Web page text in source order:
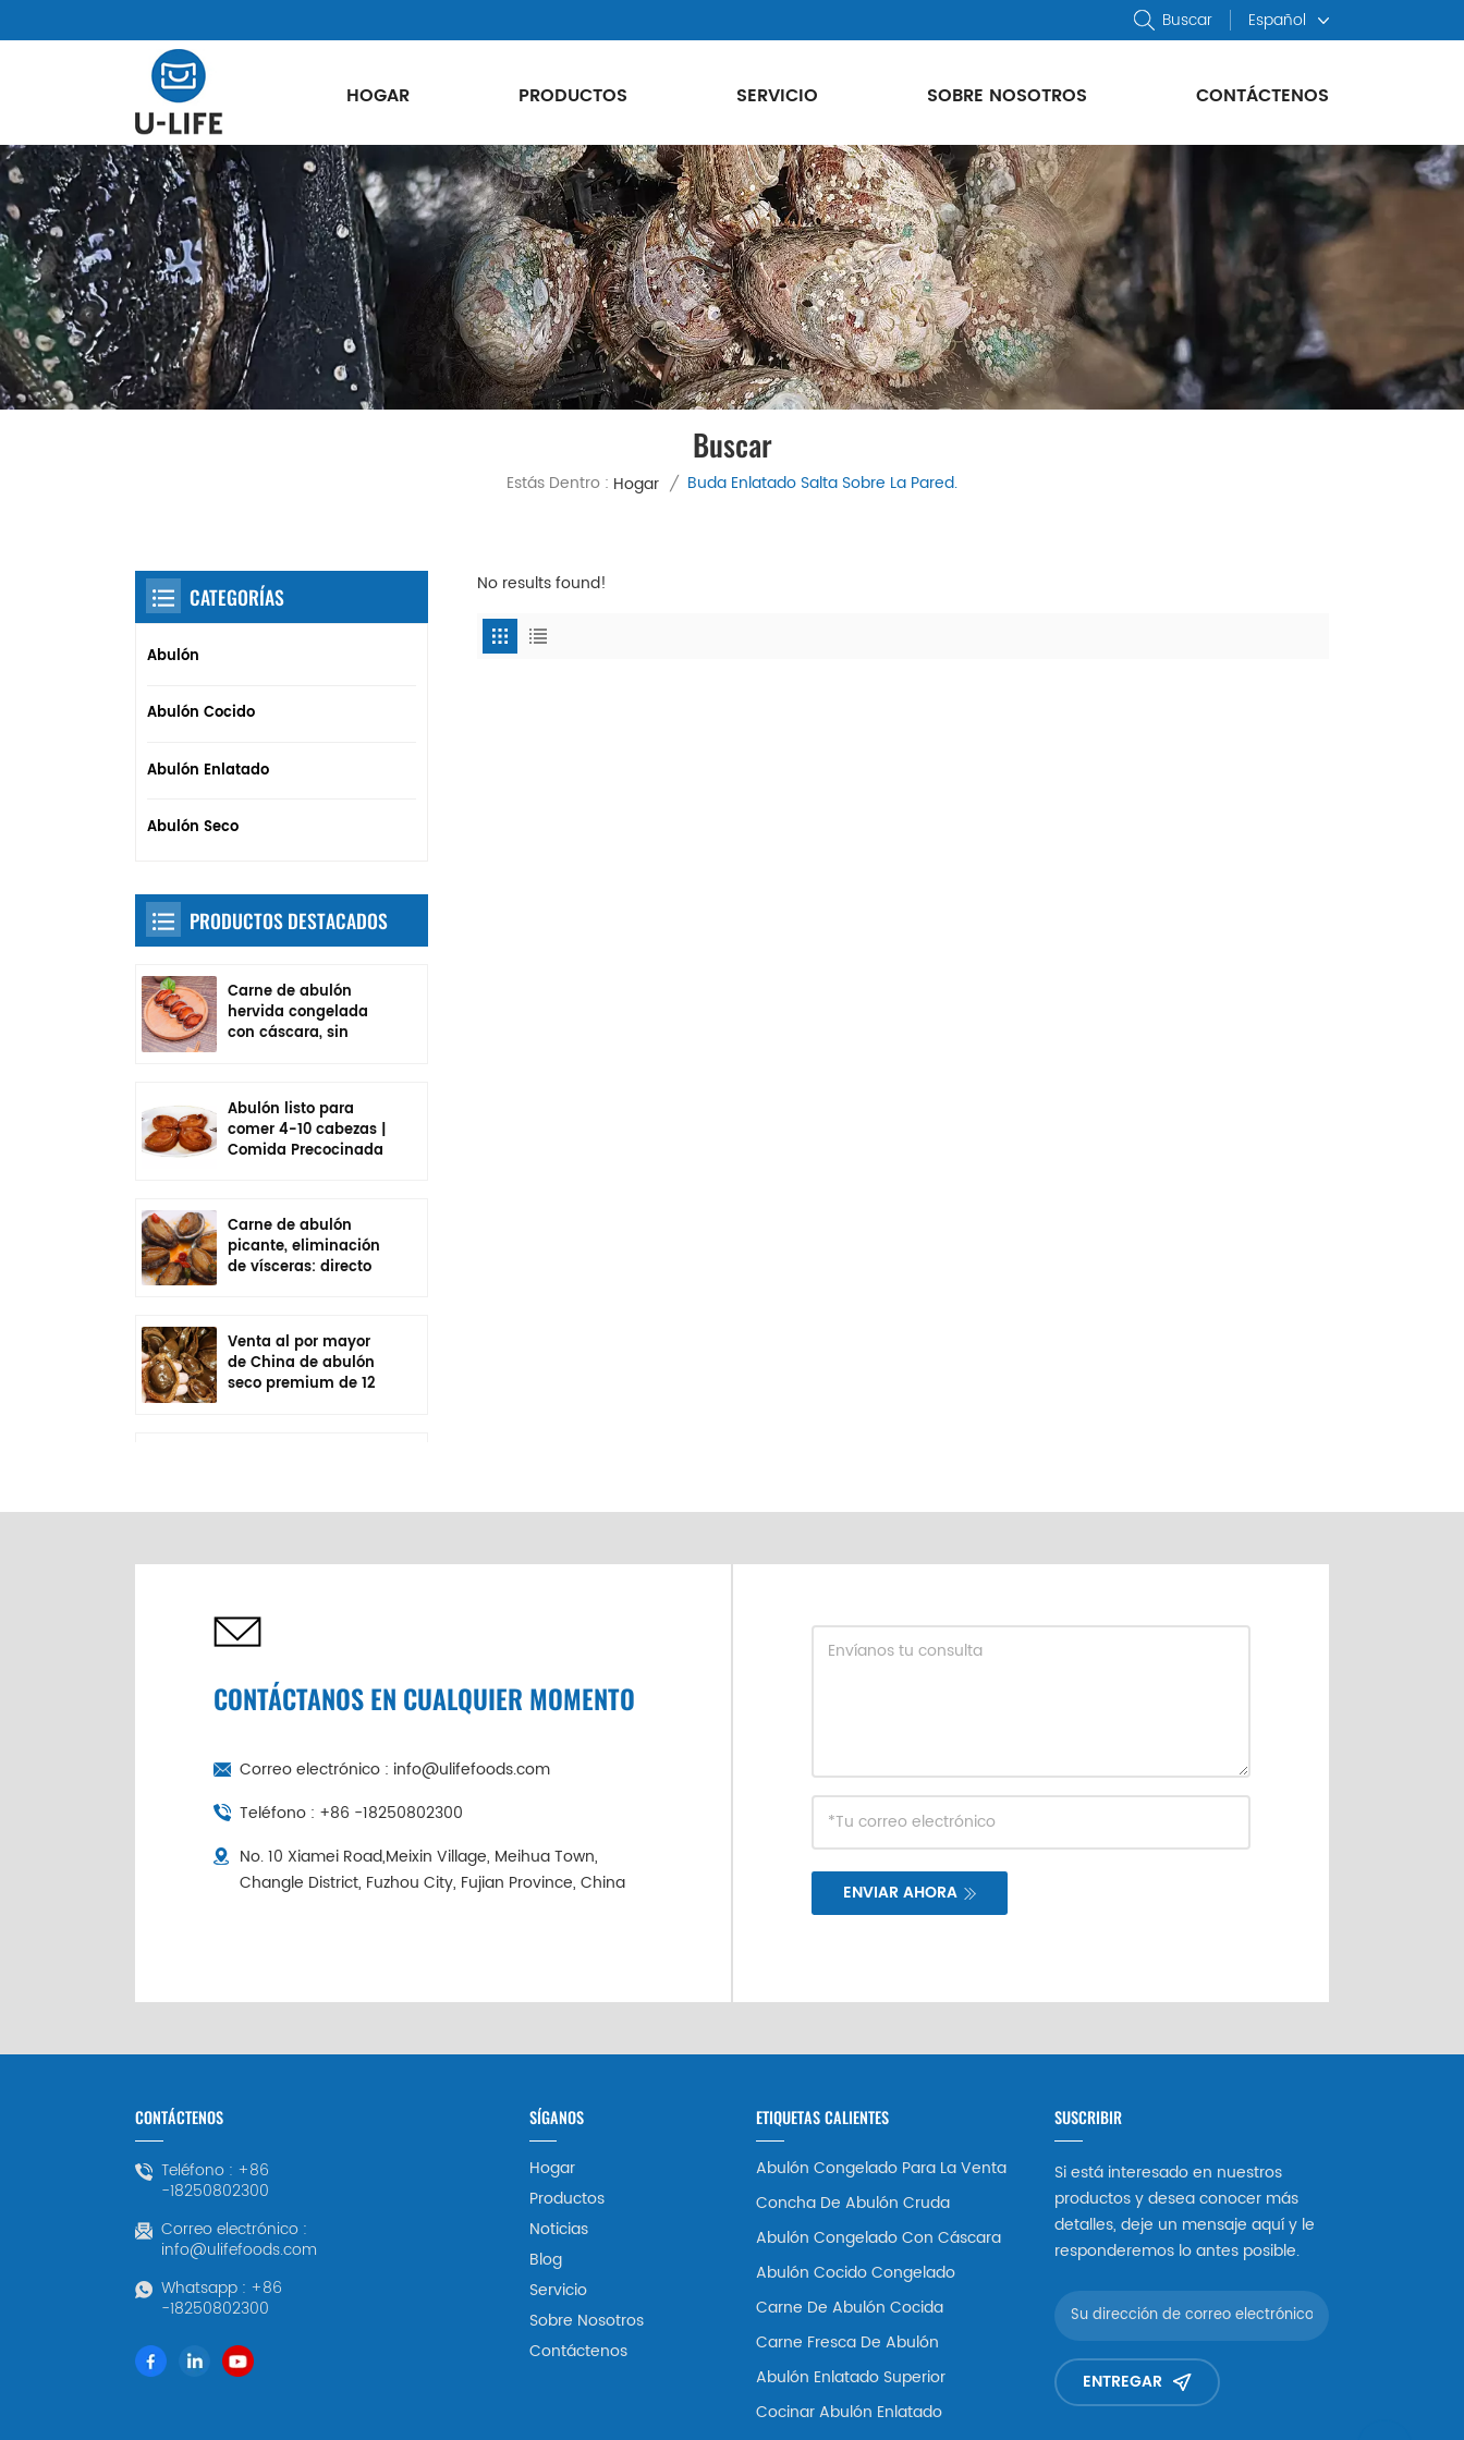
Español
Buscar
HOGAR PRODUCTOS SERVICIO SOBRE NOSOTROS CONTÁCTENOS
Buscar
Estás Dentro : Hogar / Buda Enlatado Salta Sobre La Pared.
No results found!
CATEGORÍAS
Abulón
Abulón Cocido
Abulón Enlatado
Abulón Seco
PRODUCTOS DESTACADOS
Carne de abulón
hervida congelada
con cáscara, sin
Abulón listo para
comer 4-10 cabezas |
Comida Precocinada
Carne de abulón
picante, eliminación
de vísceras: directo
Venta al por mayor
de China de abulón
seco premium de 12
individualmente
CONTÁCTANOS EN CUALQUIER MOMENTO
Correo electrónico : info@ulifefoods.com
Teléfono : +86 -18250802300
No. 10 Xiamei Road,Meixin Village, Meihua Town,
Changle District, Fuzhou City, Fujian Province, China
ENVIAR AHORA
CONTÁCTENOS
Teléfono : +86
-18250802300
Correo electrónico :
info@ulifefoods.com
Whatsapp : +86
-18250802300
SÍGANOS
Hogar
Productos
Noticias
Blog
Servicio
Sobre Nosotros
Contáctenos
ETIQUETAS CALIENTES
Abulón Congelado Para La Venta
Concha De Abulón Cruda
Abulón Congelado Con Cáscara
Abulón Cocido Congelado
Carne De Abulón Cocida
Carne Fresca De Abulón
Abulón Enlatado Superior
Cocinar Abulón Enlatado
SUSCRIBIR
Si está interesado en nuestros
productos y desea conocer más
detalles, deje un mensaje aquí y le
responderemos lo antes posible.
ENTREGAR